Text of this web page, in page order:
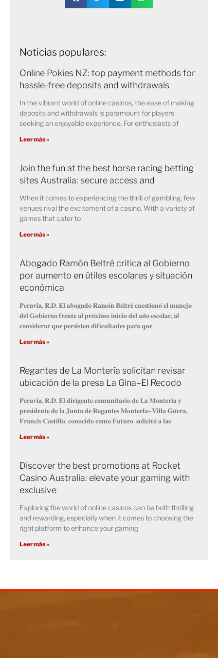
Noticias populares:
Online Pokies NZ: top payment methods for
hassle-free deposits and withdrawals
In the vibrant world of online casinos, the ease of making
deposits and withdrawals is paramount for players
seeking an enjoyable experience. For enthusiasts of
Leer más »
Join the fun at the best horse racing betting
sites Australia: secure access and
When it comes to experiencing the thrill of gambling, few
venues rival the excitement of a casino. With a variety of
games that cater to
Leer más »
Abogado Ramón Beltré critica al Gobierno
por aumento en útiles escolares y situación
económica
𝐏𝐞𝐫𝐚𝐯𝐢𝐚, 𝐑.𝐃. 𝐄𝐥 𝐚𝐛𝐨𝐠𝐚𝐝𝐨 𝐑𝐚𝐦𝐨́𝐧 𝐁𝐞𝐥𝐭𝐫𝐞́ 𝐜𝐮𝐞𝐬𝐭𝐢𝐨𝐧𝐨́ 𝐞𝐥 𝐦𝐚𝐧𝐞𝐣𝐨
𝐝𝐞𝐥 𝐆𝐨𝐛𝐢𝐞𝐫𝐧𝐨 𝐟𝐫𝐞𝐧𝐭𝐞 𝐚𝐥 𝐩𝐫𝐨́𝐱𝐢𝐦𝐨 𝐢𝐧𝐢𝐜𝐢𝐨 𝐝𝐞𝐥 𝐚𝐧̃𝐨 𝐞𝐬𝐜𝐨𝐥𝐚𝐫, 𝐚𝐥
𝐜𝐨𝐧𝐬𝐢𝐝𝐞𝐫𝐚𝐫 𝐪𝐮𝐞 𝐩𝐞𝐫𝐬𝐢𝐬𝐭𝐞𝐧 𝐝𝐢𝐟𝐢𝐜𝐮𝐥𝐭𝐚𝐝𝐞𝐬 𝐩𝐚𝐫𝐚 𝐪𝐮𝐞
Leer más »
Regantes de La Montería solicitan revisar
ubicación de la presa La Gina–El Recodo
𝐏𝐞𝐫𝐚𝐯𝐢𝐚, 𝐑.𝐃. 𝐄𝐥 𝐝𝐢𝐫𝐢𝐠𝐞𝐧𝐭𝐞 𝐜𝐨𝐦𝐮𝐧𝐢𝐭𝐚𝐫𝐢𝐨 𝐝𝐞 𝐋𝐚 𝐌𝐨𝐧𝐭𝐞𝐫𝐢́𝐚 𝐲
𝐩𝐫𝐞𝐬𝐢𝐝𝐞𝐧𝐭𝐞 𝐝𝐞 𝐥𝐚 𝐉𝐮𝐧𝐭𝐚 𝐝𝐞 𝐑𝐞𝐠𝐚𝐧𝐭𝐞𝐬 𝐌𝐨𝐧𝐭𝐞𝐫𝐢́𝐚–𝐕𝐢𝐥𝐥𝐚 𝐆𝐮̈𝐞𝐫𝐚,
𝐅𝐫𝐚𝐧𝐜𝐢𝐬 𝐂𝐚𝐬𝐭𝐢𝐥𝐥𝐨, 𝐜𝐨𝐧𝐨𝐜𝐢𝐝𝐨 𝐜𝐨𝐦𝐨 𝐅𝐮𝐭𝐮𝐫𝐨, 𝐬𝐨𝐥𝐢𝐜𝐢𝐭𝐨́ 𝐚 𝐥𝐚𝐬
Leer más »
Discover the best promotions at Rocket
Casino Australia: elevate your gaming with
exclusive
Exploring the world of online casinos can be both thrilling
and rewarding, especially when it comes to choosing the
right platform to enhance your gaming
Leer más »